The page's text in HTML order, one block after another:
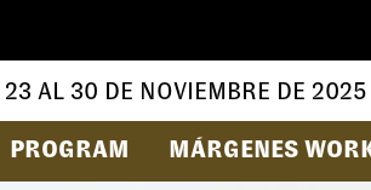
AL 30 DE NOVIEMBRE DE
PROGRAM MÁRGENES